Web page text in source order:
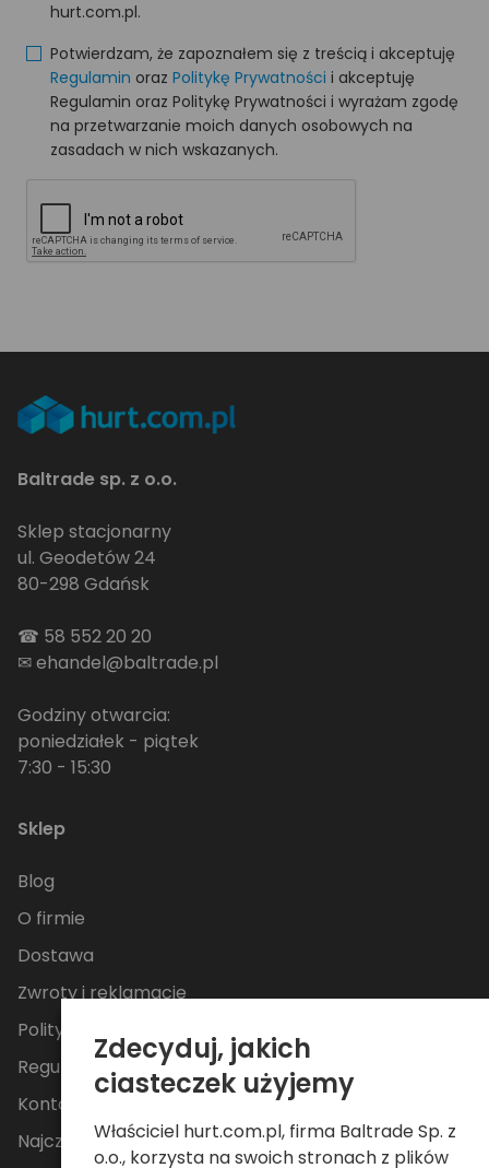
hurt.com.pl.
Potwierdzam, że zapoznałem się z treścią i akceptuję
Regulamin oraz Politykę Prywatności i akceptuję
Regulamin oraz Politykę Prywatności i wyrażam zgodę
na przetwarzanie moich danych osobowych na
zasadach w nich wskazanych.
Baltrade sp. z o.o.
Sklep stacjonarny
ul. Geodetów 24
80-298 Gdańsk
☎ 58 552 20 20
✉ehandel@baltrade.pl
Godziny otwarcia:
poniedziałek - piątek
7:30 - 15:30
Sklep
Blog
O firmie
Dostawa
Zwroty i reklamacje
Polityka Prywatności
Regulamin
Kontakt
Najczęściej zadawane pytania
Zdecyduj, jakich
ciasteczek użyjemy
Właściciel hurt.com.pl, firma Baltrade Sp. z
o.o., korzysta na swoich stronach z plików